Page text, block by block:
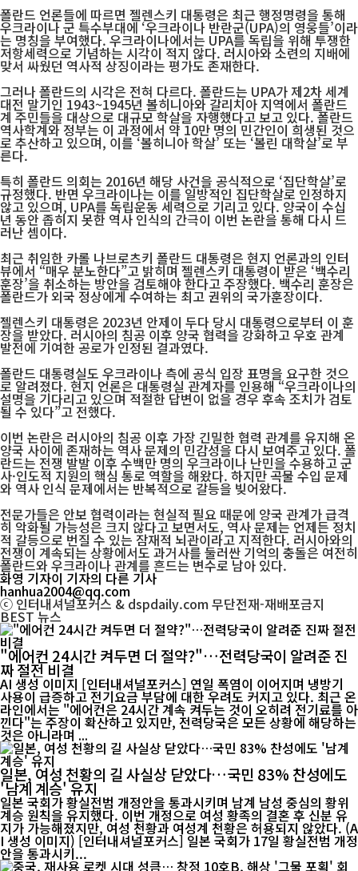
폴란드 언론들에 따르면 젤렌스키 대통령은 최근 행정명령을 통해
우크라이나 군 특수부대에 ‘우크라이나 반란군(UPA)의 영웅들’이라
는 명칭을 부여했다. 우크라이나에서는 UPA를 독립을 위해 투쟁한
저항세력으로 기념하는 시각이 적지 않다. 러시아와 소련의 지배에
맞서 싸웠던 역사적 상징이라는 평가도 존재한다.
그러나 폴란드의 시각은 전혀 다르다. 폴란드는 UPA가 제2차 세계
대전 말기인 1943~1945년 볼히니아와 갈리치아 지역에서 폴란드
계 주민들을 대상으로 대규모 학살을 자행했다고 보고 있다. 폴란드
역사학계와 정부는 이 과정에서 약 10만 명의 민간인이 희생된 것으
로 추산하고 있으며, 이를 ‘볼히니아 학살’ 또는 ‘볼린 대학살’로 부
른다.
특히 폴란드 의회는 2016년 해당 사건을 공식적으로 ‘집단학살’로
규정했다. 반면 우크라이나는 이를 일방적인 집단학살로 인정하지
않고 있으며, UPA를 독립운동 세력으로 기리고 있다. 양국이 수십
년 동안 좁히지 못한 역사 인식의 간극이 이번 논란을 통해 다시 드
러난 셈이다.
최근 취임한 카롤 나브로츠키 폴란드 대통령은 현지 언론과의 인터
뷰에서 “매우 분노한다”고 밝히며 젤렌스키 대통령이 받은 ‘백수리
훈장’을 취소하는 방안을 검토해야 한다고 주장했다. 백수리 훈장은
폴란드가 외국 정상에게 수여하는 최고 권위의 국가훈장이다.
젤렌스키 대통령은 2023년 안제이 두다 당시 대통령으로부터 이 훈
장을 받았다. 러시아의 침공 이후 양국 협력을 강화하고 우호 관계
발전에 기여한 공로가 인정된 결과였다.
폴란드 대통령실도 우크라이나 측에 공식 입장 표명을 요구한 것으
로 알려졌다. 현지 언론은 대통령실 관계자를 인용해 “우크라이나의
설명을 기다리고 있으며 적절한 답변이 없을 경우 후속 조치가 검토
될 수 있다”고 전했다.
이번 논란은 러시아의 침공 이후 가장 긴밀한 협력 관계를 유지해 온
양국 사이에 존재하는 역사 문제의 민감성을 다시 보여주고 있다. 폴
란드는 전쟁 발발 이후 수백만 명의 우크라이나 난민을 수용하고 군
사·인도적 지원의 핵심 통로 역할을 해왔다. 하지만 곡물 수입 문제
와 역사 인식 문제에서는 반복적으로 갈등을 빚어왔다.
전문가들은 안보 협력이라는 현실적 필요 때문에 양국 관계가 급격
히 악화될 가능성은 크지 않다고 보면서도, 역사 문제는 언제든 정치
적 갈등으로 번질 수 있는 잠재적 뇌관이라고 지적한다. 러시아와의
전쟁이 계속되는 상황에서도 과거사를 둘러싼 기억의 충돌은 여전히
폴란드와 우크라이나 관계를 흔드는 변수로 남아 있다.
화영 기자이 기자의 다른 기사
hanhua2004@qq.com
ⓒ 인터내셔널포커스 & dspdaily.com 무단전재-재배포금지
BEST뉴스
"에어컨 24시간 켜두면 더 절약?"…전력당국이 알려준 진
짜 절전 비결
AI 생성 이미지 [인터내셔널포커스] 연일 폭염이 이어지며 냉방기
사용이 급증하고 전기요금 부담에 대한 우려도 커지고 있다. 최근 온
라인에서는 "에어컨은 24시간 계속 켜두는 것이 오히려 전기료를 아
낀다"는 주장이 확산하고 있지만, 전력당국은 모든 상황에 해당하는
것은 아니라며 ...
일본, 여성 천황의 길 사실상 닫았다…국민 83% 찬성에도
'남계 계승' 유지
일본 국회가 황실전범 개정안을 통과시키며 남계 남성 중심의 황위
계승 원칙을 유지했다. 이번 개정으로 여성 황족의 결혼 후 신분 유
지가 가능해졌지만, 여성 천황과 여성계 천황은 허용되지 않았다. (A
I 생성 이미지) [인터내셔널포커스] 일본 국회가 17일 황실전범 개정
안을 통과시키...